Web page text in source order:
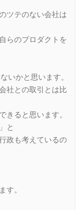
ツテのない会社は
らのプロダクトを
いかと思います。
社との取引とは比
きると思います。
と
政も考えているの
す。